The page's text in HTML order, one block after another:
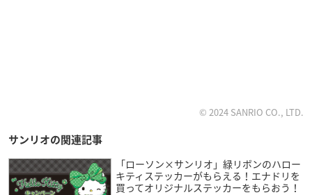
© 2024 SANRIO CO., LTD.
サンリオの関連記事
「ローソン×サンリオ」緑リボンのハロー
キティステッカーがもらえる！エナドリを
買ってオリジナルステッカーをもらおう！